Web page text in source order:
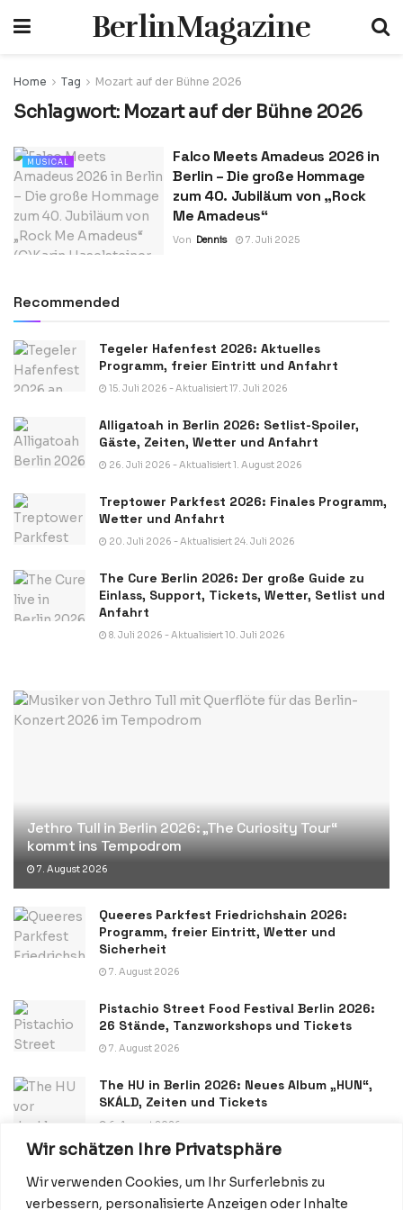
Wir schätzen Ihre Privatsphäre
Wir verwenden Cookies, um Ihr Surferlebnis zu
verbessern, personalisierte Anzeigen oder Inhalte
BerlinMagazine
Home Tag Mozart auf der Bühne 2026
Schlagwort: Mozart auf der Bühne 2026
MUSICAL
Falco Meets Amadeus 2026 in
Berlin – Die große Hommage
zum 40. Jubiläum von „Rock
Me Amadeus“
Von Dennis 7. Juli 2025
Recommended
Tegeler Hafenfest 2026: Aktuelles
Programm, freier Eintritt und Anfahrt
15. Juli 2026 - Aktualisiert 17. Juli 2026
Alligatoah in Berlin 2026: Setlist-Spoiler,
Gäste, Zeiten, Wetter und Anfahrt
26. Juli 2026 - Aktualisiert 1. August 2026
Treptower Parkfest 2026: Finales Programm,
Wetter und Anfahrt
20. Juli 2026 - Aktualisiert 24. Juli 2026
The Cure Berlin 2026: Der große Guide zu
Einlass, Support, Tickets, Wetter, Setlist und
Anfahrt
8. Juli 2026 - Aktualisiert 10. Juli 2026
Jethro Tull in Berlin 2026: „The Curiosity Tour“
kommt ins Tempodrom
7. August 2026
Queeres Parkfest Friedrichshain 2026:
Programm, freier Eintritt, Wetter und
Sicherheit
7. August 2026
Pistachio Street Food Festival Berlin 2026:
26 Stände, Tanzworkshops und Tickets
7. August 2026
The HU in Berlin 2026: Neues Album „HUN“,
SKÁLD, Zeiten und Tickets
6. August 2026